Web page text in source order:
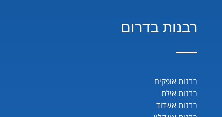
רבנות בדרום
רבנות אופקים
רבנות אילת
רבנות אשדוד